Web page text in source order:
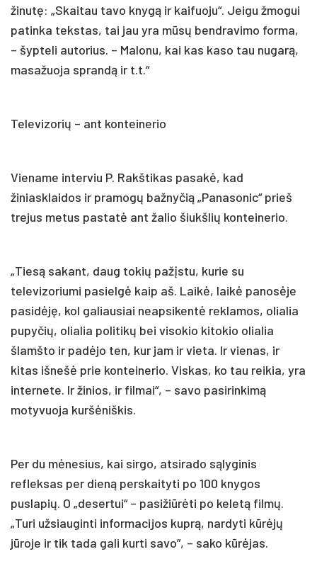
žinutę: „Skaitau tavo knygą ir kaifuoju“. Jeigu žmogui
patinka tekstas, tai jau yra mūsų bendravimo forma,
– šypteli autorius. – Malonu, kai kas kaso tau nugarą,
masažuoja sprandą ir t.t.“
Televizorių – ant konteinerio
Viename interviu P. Rakštikas pasakė, kad
žiniasklaidos ir pramogų bažnyčią „Panasonic“ prieš
trejus metus pastatė ant žalio šiukšlių konteinerio.
„Tiesą sakant, daug tokių pažįstu, kurie su
televizoriumi pasielgė kaip aš. Laikė, laikė panosėje
pasidėję, kol galiausiai neapsikentė reklamos, olialia
pupyčių, olialia politikų bei visokio kitokio olialia
šlamšto ir padėjo ten, kur jam ir vieta. Ir vienas, ir
kitas išnešė prie konteinerio. Viskas, ko tau reikia, yra
internete. Ir žinios, ir filmai“, – savo pasirinkimą
motyvuoja kuršėniškis.
Per du mėnesius, kai sirgo, atsirado sąlyginis
refleksas per dieną perskaityti po 100 knygos
puslapių. O „desertui“ – pasižiūrėti po keletą filmų.
„Turi užsiauginti informacijos kuprą, nardyti kūrėjų
jūroje ir tik tada gali kurti savo”, – sako kūrėjas.